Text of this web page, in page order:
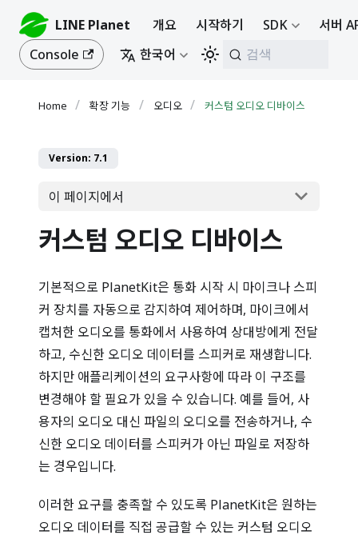
LINE Planet 개요 시작하기 SDK
서버
Console
한국어 검색
확장 기능 오디오 커스텀 오디오 디바이스
Version: 7.1
이 페이지에서
커스텀 오디오 디바이스
기본적으로 PlanetKit은 통화 시작 시 마이크나 스피
커 장치를 자동으로 감지하여 제어하며, 마이크에서
캡처한 오디오를 통화에서 사용하여 상대방에게 전달
하고, 수신한 오디오 데이터를 스피커로 재생합니다.
하지만 애플리케이션의 요구사항에 따라 이 구조를
변경해야 할 필요가 있을 수 있습니다. 예를 들어, 사
용자의 오디오 대신 파일의 오디오를 전송하거나, 수
신한 오디오 데이터를 스피커가 아닌 파일로 저장하
는 경우입니다.
이러한 요구를 충족할 수 있도록 PlanetKit은 원하는
오디오 데이터를 직접 공급할 수 있는 커스텀 오디오